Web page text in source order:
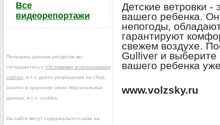
Детские ветровки -
вашего ребенка.
непогоды,
гарантируют
свежем воздухе.
Gulliver и выберите
вашего ребенка
www.volzsky.ru
Все
видеорепортажи
Пользуясь данным ресурсом вы
соглашаетесь с «Условиями использования
сайта» , в т.ч. даёте разрешение на сбор,
анализ и хранение своих персональных
данных, в т.ч. cookies.
На сайте могут содержаться ссылки на